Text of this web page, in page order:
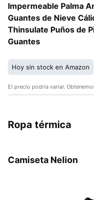
Impermeable Palma
Guantes de Nieve
Thinsulate Puños de
Guantes
Hoy sin stock en Amazon
El precio podría variar.
Ropa térmica
Camiseta Nelion